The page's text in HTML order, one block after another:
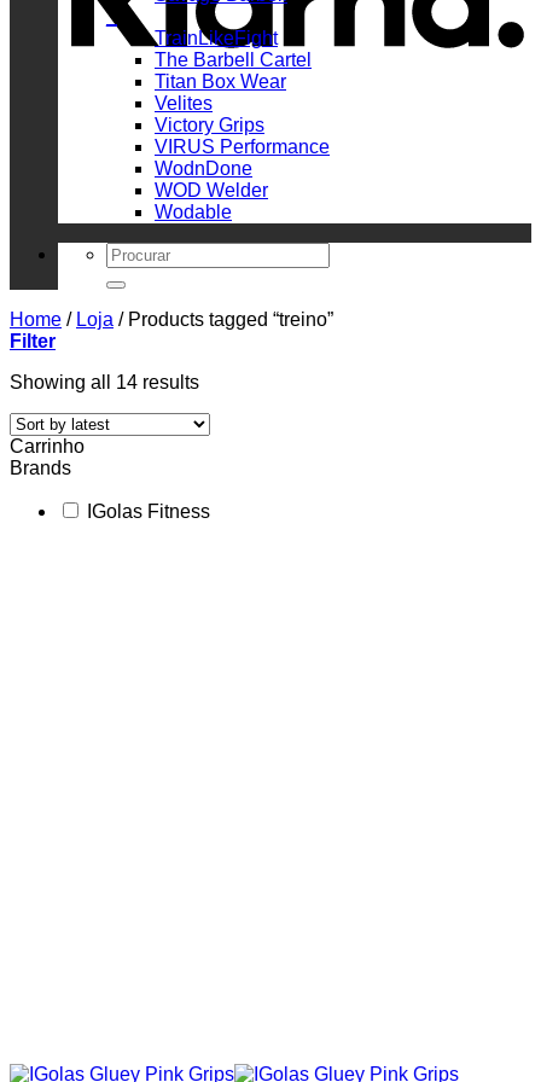
_
TrainLikeFight
The Barbell Cartel
Titan Box Wear
Velites
Victory Grips
VIRUS Performance
WodnDone
WOD Welder
Wodable
Search
for:
Home / Loja /Products tagged “treino”
Filter
Showing all 14 resultsSorted
latest
Carrinho
Brands
IGolas Fitness